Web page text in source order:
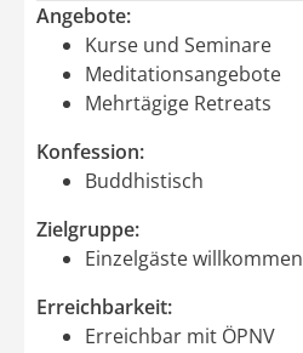
Angebote:
Kurse und Seminare
Meditationsangebote
Mehrtägige Retreats
Konfession:
Buddhistisch
Zielgruppe:
Einzelgäste willkommen
Erreichbarkeit:
Erreichbar mit ÖPNV